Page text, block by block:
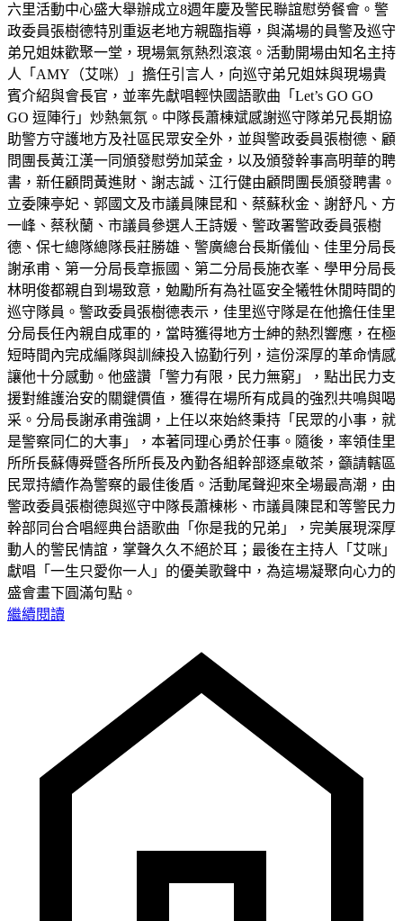
六里活動中心盛大舉辦成立8週年慶及警民聯誼慰勞餐會。警
政委員張樹德特別重返老地方親臨指導，與滿場的員警及巡守
弟兄姐妹歡聚一堂，現場氣氛熱烈滾滾。活動開場由知名主持
人「AMY（艾咪）」擔任引言人，向巡守弟兄姐妹與現場貴
賓介紹與會長官，並率先獻唱輕快國語歌曲「Let’s GO GO
GO 逗陣行」炒熱氣氛。中隊長蕭棟斌感謝巡守隊弟兄長期協
助警方守護地方及社區民眾安全外，並與警政委員張樹德、顧
問團長黃江漢一同頒發慰勞加菜金，以及頒發幹事高明華的聘
書，新任顧問黃進財、謝志誠、江行健由顧問團長頒發聘書。
立委陳亭妃、郭國文及市議員陳昆和、蔡蘇秋金、謝舒凡、方
一峰、蔡秋蘭、市議員參選人王詩媛、警政署警政委員張樹
德、保七總隊總隊長莊勝雄、警廣總台長斯儀仙、佳里分局長
謝承甫、第一分局長章振國、第二分局長施衣峯、學甲分局長
林明俊都親自到場致意，勉勵所有為社區安全犧牲休閒時間的
巡守隊員。警政委員張樹德表示，佳里巡守隊是在他擔任佳里
分局長任內親自成軍的，當時獲得地方士紳的熱烈響應，在極
短時間內完成編隊與訓練投入協勤行列，這份深厚的革命情感
讓他十分感動。他盛讚「警力有限，民力無窮」，點出民力支
援對維護治安的關鍵價值，獲得在場所有成員的強烈共鳴與喝
采。分局長謝承甫強調，上任以來始終秉持「民眾的小事，就
是警察同仁的大事」，本著同理心勇於任事。隨後，率領佳里
所所長蘇傳舜暨各所所長及內勤各組幹部逐桌敬茶，籲請轄區
民眾持續作為警察的最佳後盾。活動尾聲迎來全場最高潮，由
警政委員張樹德與巡守中隊長蕭棟彬、市議員陳昆和等警民力
幹部同台合唱經典台語歌曲「你是我的兄弟」，完美展現深厚
動人的警民情誼，掌聲久久不絕於耳；最後在主持人「艾咪」
獻唱「一生只愛你一人」的優美歌聲中，為這場凝聚向心力的
盛會畫下圓滿句點。
繼續閱讀